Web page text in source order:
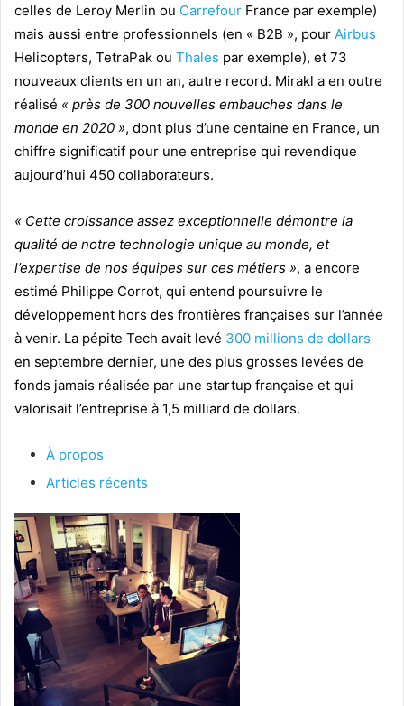
celles de Leroy Merlin ou Carrefour France par exemple)
mais aussi entre professionnels (en « B2B », pour Airbus
Helicopters, TetraPak ou Thales par exemple), et 73
nouveaux clients en un an, autre record. Mirakl a en outre
réalisé « près de 300 nouvelles embauches dans le
monde en 2020 », dont plus d’une centaine en France, un
chiffre significatif pour une entreprise qui revendique
aujourd’hui 450 collaborateurs.
« Cette croissance assez exceptionnelle démontre la
qualité de notre technologie unique au monde, et
l’expertise de nos équipes sur ces métiers », a encore
estimé Philippe Corrot, qui entend poursuivre le
développement hors des frontières françaises sur l’année
à venir. La pépite Tech avait levé 300 millions de dollars
en septembre dernier, une des plus grosses levées de
fonds jamais réalisée par une startup française et qui
valorisait l’entreprise à 1,5 milliard de dollars.
À propos
Articles récents